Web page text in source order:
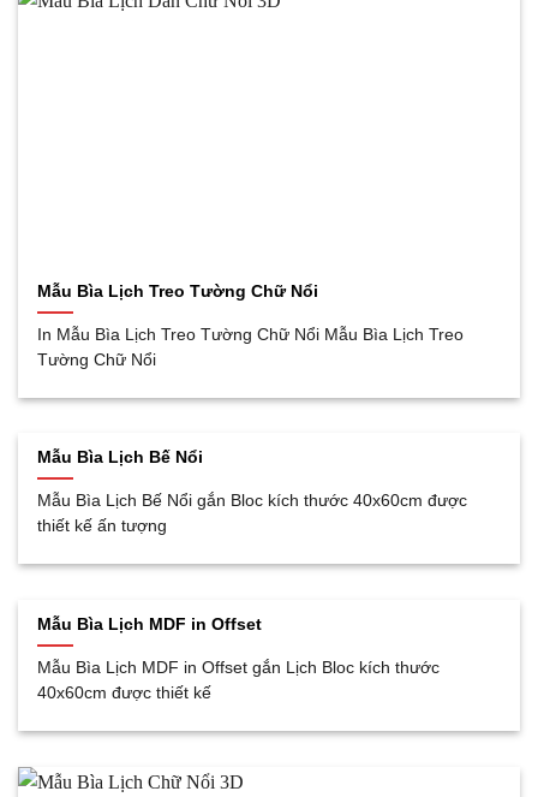
Mẫu Bìa Lịch Treo Tường Chữ Nổi
In Mẫu Bìa Lịch Treo Tường Chữ Nổi Mẫu Bìa Lịch Treo
Tường Chữ Nổi
Mẫu Bìa Lịch Bế Nổi
Mẫu Bìa Lịch Bế Nổi gắn Bloc kích thước 40x60cm được
thiết kế ấn tượng
Mẫu Bìa Lịch MDF in Offset
Mẫu Bìa Lịch MDF in Offset gắn Lịch Bloc kích thước
40x60cm được thiết kế